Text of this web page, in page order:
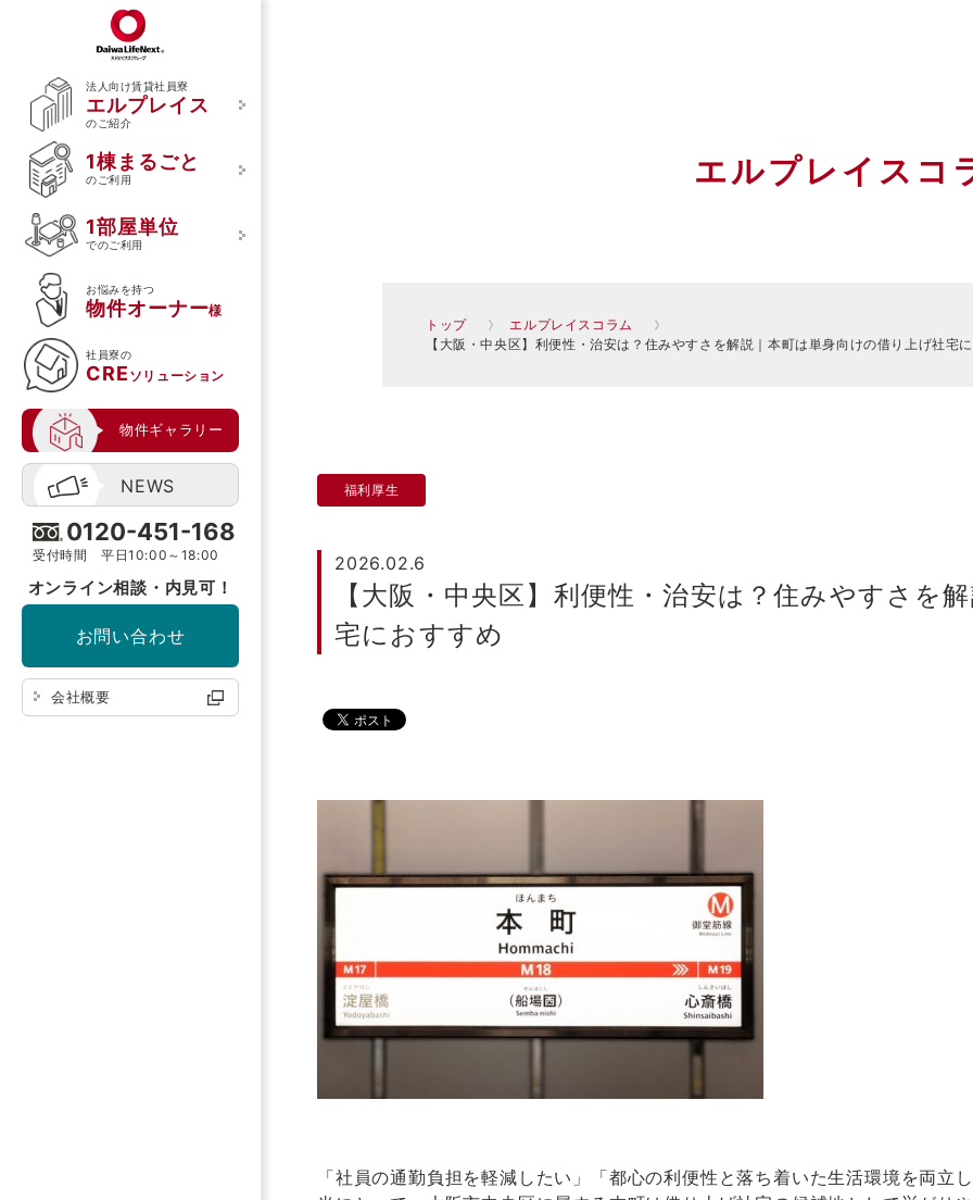
法人向け賃貸社員寮
エルプレイス
のご紹介
1棟まるごと
のご利用
1部屋単位
でのご利用
お悩みを持つ
物件オーナー様
社員寮の
CRE ソリューション
物件ギャラリー
NEWS
0120-451-168
受付時間 平日10:00～18:00
オンライン相談・内見可！
お問い合わせ
会社概要
エルプレイスについて
エルプレイスのご紹介
ご利用のメリット
館内の特徴
食事サービスの特徴
導入事例
入居者様の声
1棟まるごとのご利用
ご利用の流れ
1部屋単位でのご利用
ご利用の流れ
エルプレイスコ
トップ
エルプレイスコラム
【大阪・中央区】利便性・治安は？住みやすさを解説｜本町は単身向けの借り上げ社宅
福利厚生
2026.02.6
【大阪・中央区】利便性・治安は？住みやすさを
宅におすすめ
「社員の通勤負担を軽減したい」「都心の利便性と落ち着いた生活環境を両立